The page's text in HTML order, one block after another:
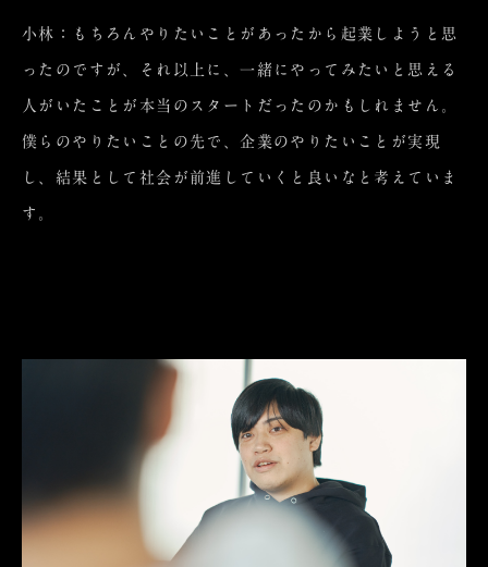
小林：もちろんやりたいことがあったから起業しようと思
ったのですが、それ以上に、一緒にやってみたいと思える
人がいたことが本当のスタートだったのかもしれません。
僕らのやりたいことの先で、企業のやりたいことが実現
し、結果として社会が前進していくと良いなと考えていま
す。